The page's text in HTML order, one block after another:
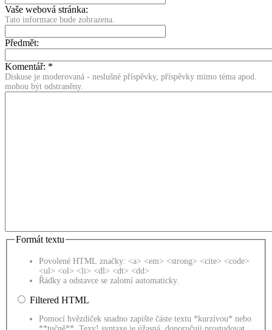
Vaše webová stránka:
Tato informace bude zobrazena.
Předmět:
Komentář: *
Diskuse je moderovaná - neslušné příspěvky, příspěvky mimo téma apod.
mohou být odstraněny.
Formát textu
Povolené HTML značky: <a> <em> <strong> <cite> <code>
<ul> <ol> <li> <dl> <dt> <dd>
Řádky a odstavce se zalomí automaticky.
Filtered HTML
Pomocí hvězdiček snadno zapište částe textu *kurzívou* nebo